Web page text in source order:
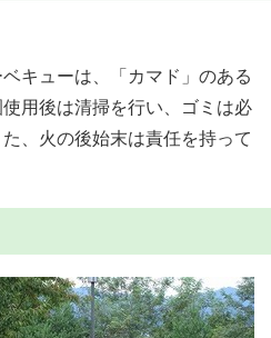
キューは、「カマド」のある
用後は清掃を行い、ゴミは必
、火の後始末は責任を持って